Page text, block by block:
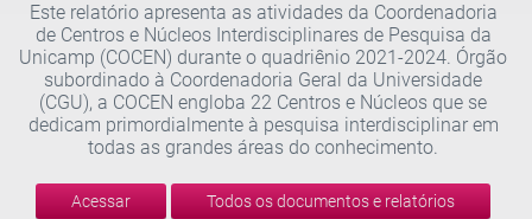
Este relatório apresenta as atividades da Coordenadoria
de Centros e Núcleos Interdisciplinares de Pesquisa da
Unicamp (COCEN) durante o quadriênio 2021-2024. Órgão
subordinado à Coordenadoria Geral da Universidade
(CGU), a COCEN engloba 22 Centros e Núcleos que se
dedicam primordialmente à pesquisa interdisciplinar em
todas as grandes áreas do conhecimento.
Acessar Todos os documentos e relatórios